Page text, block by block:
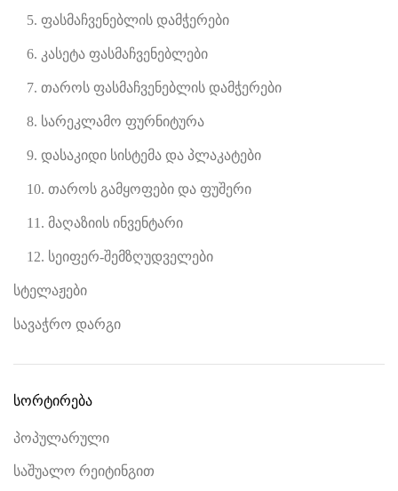
5. ფასმაჩვენებლის დამჭერები
6. კასეტა ფასმაჩვენებლები
7. თაროს ფასმაჩვენებლის დამჭერები
8. სარეკლამო ფურნიტურა
9. დასაკიდი სისტემა და პლაკატები
10. თაროს გამყოფები და ფუშერი
11. მაღაზიის ინვენტარი
12. სეიფერ-შემზღუდველები
სტელაჟები
სავაჭრო დარგი
სორტირება
პოპულარული
საშუალო რეიტინგით